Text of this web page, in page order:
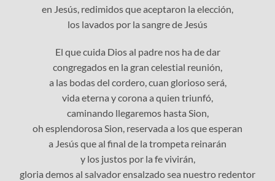
en Jesús, redimidos que aceptaron la elección,
los lavados por la sangre de Jesús
El que cuida Dios al padre nos ha de dar
congregados en la gran celestial reunión,
a las bodas del cordero, cuan glorioso será,
vida eterna y corona a quien triunfó,
caminando llegaremos hasta Sion,
oh esplendorosa Sion, reservada a los que esperan
a Jesús que al final de la trompeta reinarán
y los justos por la fe vivirán,
gloria demos al salvador ensalzado sea nuestro redentor